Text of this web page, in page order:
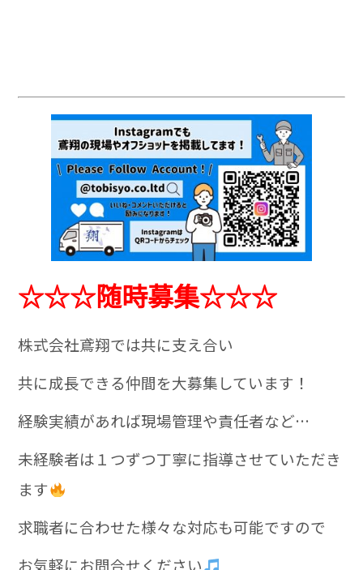
☆☆☆随時募集☆☆☆
株式会社鳶翔では共に支え合い
共に成長できる仲間を大募集しています！
経験実績があれば現場管理や責任者など…
未経験者は１つずつ丁寧に指導させていただき
ます
求職者に合わせた様々な対応も可能ですので
お気軽にお問合せください